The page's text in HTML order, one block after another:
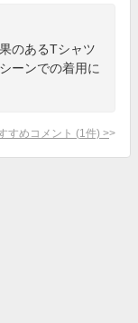
のあるTシャツ
ーンでの着用に
すめコメント (1 件) >